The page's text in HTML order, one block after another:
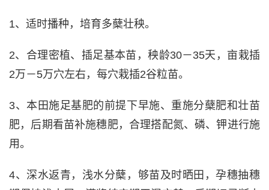
1、适时播种，培育多蘖壮秧。
2、合理密植、插足基本苗，秧龄30－35天，亩栽插
2万－5万穴左右，每穴栽插2谷粒苗。
3、本田施足基肥的前提下早施、重施分蘖肥和壮苗
肥，后期看苗补施穗肥，合理搭配氮、磷、钾进行施
用。
4、深水返青，浅水分蘖，够苗及时晒田，孕穗抽穗